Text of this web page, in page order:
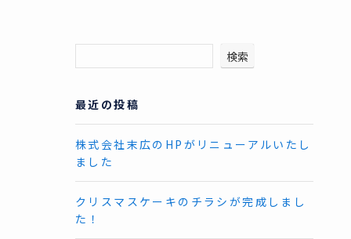
検索
最近の投稿
株式会社末広のHPがリニューアルいたし
ました
クリスマスケーキのチラシが完成しまし
た！